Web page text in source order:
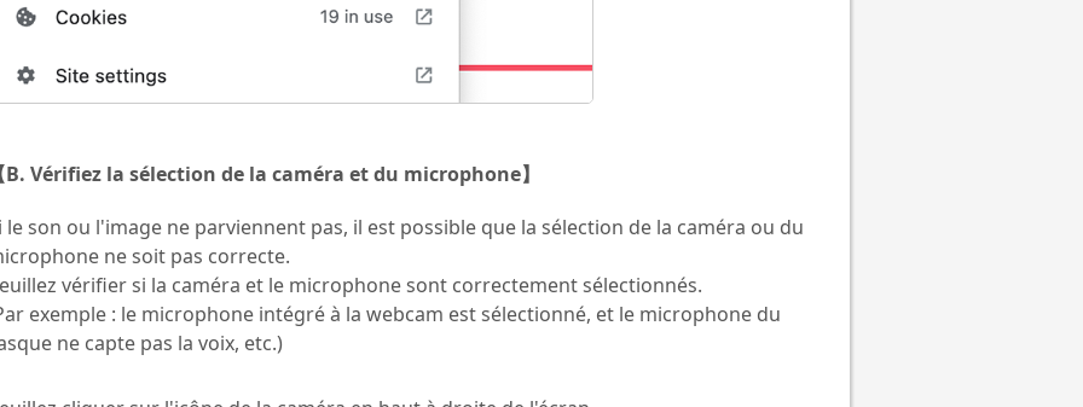
【B. Vérifiez la sélection de la caméra et du microphone】
le son ou l'image ne parviennent pas, il est possible que la sélection de la caméra ou du
ne soit pas correcte.
vérifier si la caméra et le microphone sont correctement sélectionnés.
exemple : le microphone intégré à la webcam est sélectionné, et le microphone du
ne capte pas la voix, etc.)